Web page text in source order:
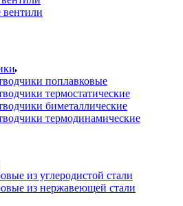
поплавковые
термостатические
биметаллические
термодинамические
из углеродистой стали
из нержавеющей стали